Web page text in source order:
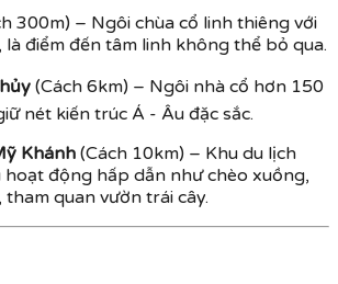
300m) – Ngôi chùa cổ linh thiêng với
là điểm đến tâm linh không thể bỏ qua.
(Cách 6km) – Ngôi nhà cổ hơn 150
nét kiến trúc Á - Âu đặc sắc.
Khánh (Cách 10km) – Khu du lịch
hoạt động hấp dẫn như chèo xuồng,
quan vườn trái cây.